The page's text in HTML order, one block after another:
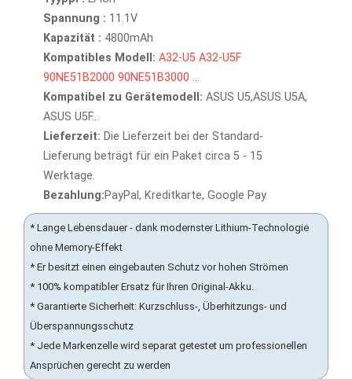
Spannung : 11.1V
Kapazität : 4800mAh
Kompatibles Modell: A32-U5 A32-U5F
90NE51B2000 90NE51B3000 ...
Kompatibel zu Gerätemodell: ASUS U5,ASUS U5A,
ASUS U5F...
Lieferzeit: Die Lieferzeit bei der Standard-
Lieferung beträgt für ein Paket circa 5 - 15
Werktage.
Bezahlung:PayPal, Kreditkarte, Google Pay.
* Lange Lebensdauer - dank modernster Lithium-Technologie
ohne Memory-Effekt
* Er besitzt einen eingebauten Schutz vor hohen Strömen
* 100% kompatibler Ersatz für Ihren Original-Akku.
* Garantierte Sicherheit: Kurzschluss-, Überhitzungs- und
Überspannungsschutz
* Jede Markenzelle wird separat getestet um professionellen
Ansprüchen gerecht zu werden